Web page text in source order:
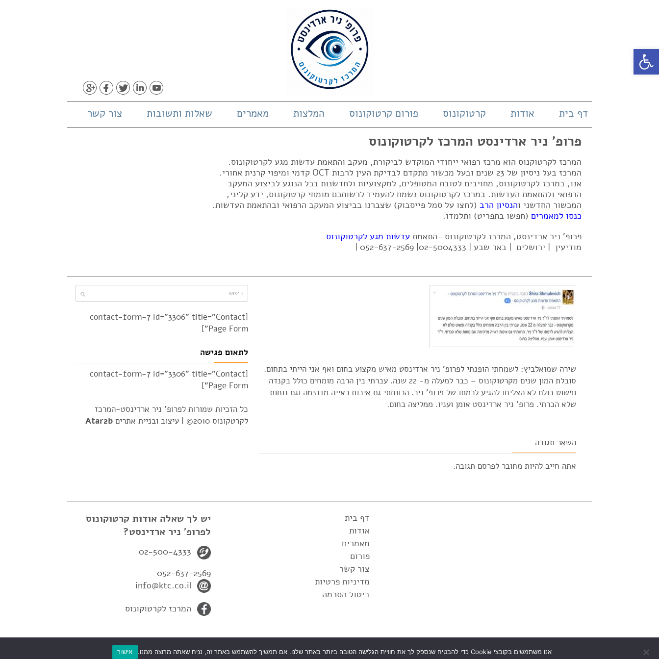
פתח סרגל נגישות
דף בית אודות קרטוקונוס פורום קרטוקונוס המלצות מאמרים שאלות ותשובות צור קשר
פרופ' ניר ארדינסט המרכז לקרטוקונוס
המרכז לקרטוקנוס הוא מרכז רפואי ייחודי המוקדש לביקורת, מעקב והתאמת עדשות מגע לקרטוקונוס.
המרכז בעל ניסיון של 23 שנים ובעל מכשור מתקדם לבדיקת העין לרבות OCT קדמי ומיפוי קרנית אחורי.
אנו, במרכז לקרטוקונוס, מחויבים לטובת המטופלים, למקצועיות ולחדשנות בכל הנוגע לביצוע המעקב
הרפואי ולהתאמת העדשות. במרכז לקרטוקונוס נשמח להעמיד לרשותכם מומחי קרטוקונוס, ידע קליני,
המכשור החדשני והנסיון הרב (לחצו על סמל פייסבוק) שצברנו בביצוע המעקב הרפואי ובהתאמת העדשות.
כנסו למאמרים (חפשו בתפריט) ותלמדו.
פרופ' ניר ארדינסט, המרכז לקרטוקונוס -התאמת עדשות מגע לקרטוקונוס
מודיעין | ירושלים | באר שבע | 02-5004333| 052-637-2569 |
שירה שמואלביץ: לשמחתי הופנתי לפרופ' ניר ארדינסט מאיש מקצוע בחום ואף אני הייתי בתחום.
סובלת המון שנים מקרטוקונוס – כבר למעלה מ- 22 שנה. עברתי בין הרבה מומחים כולל בקנדה
ופשוט כולם לא הצליחו להגיע לרמתו של פרופ' ניר. הרווחתי גם איכות ראייה מדהימה וגם נוחות
שלא הכרתי. פרופ' ניר ארדינסט אומן ועניו. ממליצה בחום.
השאר תגובה
אתה חייב להיות מחובר לפרסם תגובה.
[contact-form-7 id="3306" title="Contact
Page Form"]
לתאום פגישה
[contact-form-7 id="3306" title="Contact
Page Form"]
כל הזכיות שמורות לפרופ' ניר ארדינסט-המרכז
לקרטקונוס 2010© |
עיצוב ובניית אתרים Atar2b
דף בית
אודות
מאמרים
פורום
צור קשר
מדיניות פרטיות
ביטול הסכמה
יש לך שאלה אודות קרטוקונוס
לפרופ' ניר ארדינסט?
02-500-4333
052-637-2569
info@ktc.co.il
המרכז לקרטוקונוס
כל הזכיות שמורות לפרופ' ניר ארדינסט-המרכז לקרטקונוס 2010© | עיצוב ובניית אתרים Atar2b אנו משתמשים בקובצי Cookie כדי להבטיח שנספק לך את חוויית הגלישה הטובה ביותר באתר שלנו. אם תמשיך להשתמש באתר זה, נניח שאתה מרוצה ממנו. אישור